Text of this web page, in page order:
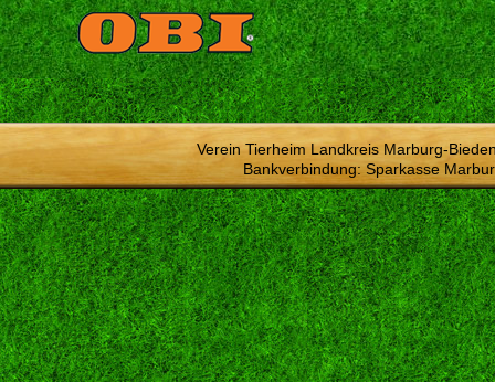
Verein Tierheim Landkreis Marburg-
Bankverbindung: Sparkasse